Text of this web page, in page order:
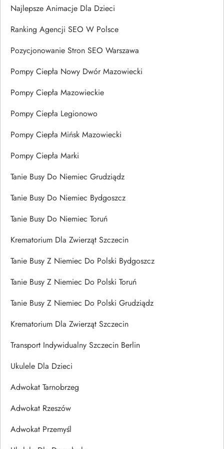
Najlepsze Animacje Dla Dzieci
Ranking Agencji SEO W Polsce
Pozycjonowanie Stron SEO Warszawa
Pompy Ciepła Nowy Dwór Mazowiecki
Pompy Ciepła Mazowieckie
Pompy Ciepła Legionowo
Pompy Ciepła Mińsk Mazowiecki
Pompy Ciepła Marki
Tanie Busy Do Niemiec Grudziądz
Tanie Busy Do Niemiec Bydgoszcz
Tanie Busy Do Niemiec Toruń
Krematorium Dla Zwierząt Szczecin
Tanie Busy Z Niemiec Do Polski Bydgoszcz
Tanie Busy Z Niemiec Do Polski Toruń
Tanie Busy Z Niemiec Do Polski Grudziądz
Krematorium Dla Zwierząt Szczecin
Transport Indywidualny Szczecin Berlin
Ukulele Dla Dzieci
Adwokat Tarnobrzeg
Adwokat Rzeszów
Adwokat Przemyśl